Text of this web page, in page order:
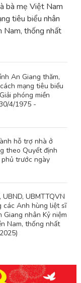
bà mẹ Việt Nam
tiêu biểu nhân
Nam, thống nhất
An Giang thăm,
mạng tiêu biểu
phóng miền
4/1975 -
hỗ trợ nhà ở
theo Quyết định
trước ngày
UBMTTQVN
các Anh hùng liệt sĩ
nhân Kỷ niệm
Nam, thống nhất